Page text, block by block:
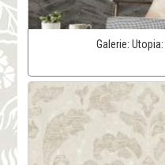
Galerie: Utopia: